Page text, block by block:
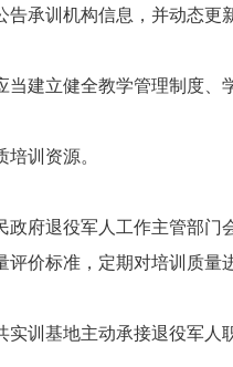
告承训机构信息，并动态
当建立健全教学管理制度、
训资源。
政府退役军人工作主管部门
评价标准，定期对培训质
实训基地主动承接退役军人